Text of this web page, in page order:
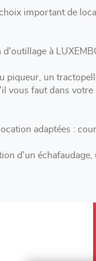
important de
ainsi que
piqueur, un
vous faut dans votre
adaptées :
d'un échafaudage,